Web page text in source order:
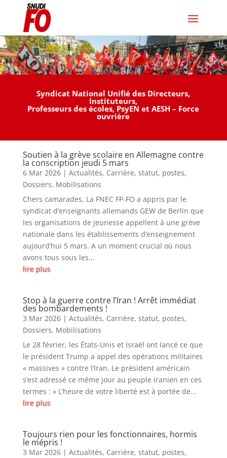
Syndicat National Unifié des Directeurs,
Instituteurs,
Professeurs des écoles, PsyEN et AESH – Force
ouvrière
h
e
r
m
o
d
a
f
i
l
e
n
F
r
c
e
a
l
o
n
l
i
n
e
Soutien à la grève scolaire en Allemagne contre
la conscription jeudi 5 mars
6 Mar 2026| Actualités, Carrière, statut, postes,
Dossiers, Mobilisations
Chers camarades, La FNEC FP-FO a appris par le
syndicat d’enseignants allemands GEW de Berlin que
les organisations de jeunesse appellent à une grève
nationale dans les établissements d’enseignement
aujourd’hui 5 mars. A un moment crucial où nous
avons tous sous les...
lire plus
Stop à la guerre contre l’Iran ! Arrêt immédiat
des bombardements !
3 Mar 2026| Actualités, Carrière, statut, postes,
Dossiers, Mobilisations
Le 28 février, les États-Unis et Israël ont lancé ce que
le président Trump a appel des opérations militaires
« massives » contre l’Iran. Le président américain
s’est adressé ce même jour au peuple iranien en ces
termes : « L’heure de votre liberté est à portée de...
lire plus
Toujours rien pour les fonctionnaires, hormis
le mépris !
3 Mar 2026| Actualités, Carrière, statut, postes,